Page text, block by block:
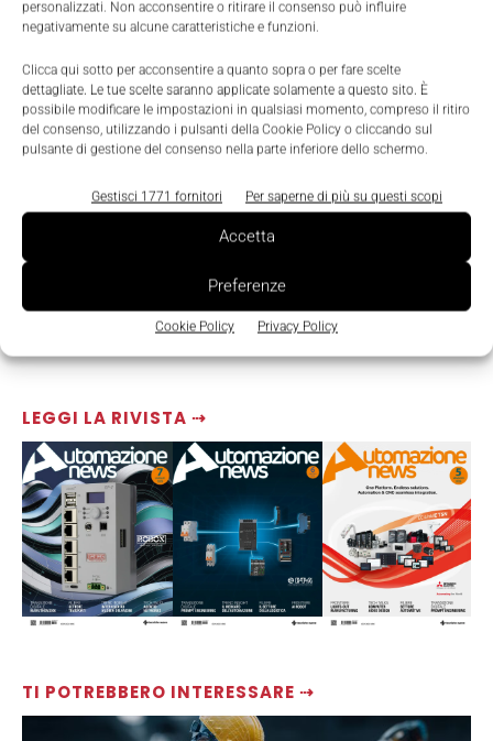
personalizzati. Non acconsentire o ritirare il consenso può influire
negativamente su alcune caratteristiche e funzioni.
Clicca qui sotto per acconsentire a quanto sopra o per fare scelte
dettagliate. Le tue scelte saranno applicate solamente a questo sito. È
possibile modificare le impostazioni in qualsiasi momento, compreso il ritiro
del consenso, utilizzando i pulsanti della Cookie Policy o cliccando sul
pulsante di gestione del consenso nella parte inferiore dello schermo.
Gestisci 1771 fornitori Per saperne di più su questi scopi
Accetta
Preferenze
Cookie Policy Privacy Policy
LEGGI LA RIVISTA ⇢
TI POTREBBERO INTERESSARE ⇢